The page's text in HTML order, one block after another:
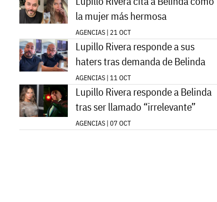
la mujer más hermosa
AGENCIAS | 21 OCT
Lupillo Rivera responde a sus
haters tras demanda de Belinda
AGENCIAS | 11 OCT
Lupillo Rivera responde a Belinda
tras ser llamado “irrelevante”
AGENCIAS | 07 OCT